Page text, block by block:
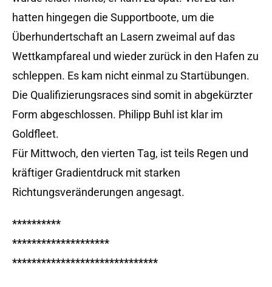
hatten hingegen die Supportboote, um die
Überhundertschaft an Lasern zweimal auf das
Wettkampfareal und wieder zurück in den Hafen zu
schleppen. Es kam nicht einmal zu Startübungen.
Die Qualifizierungsraces sind somit in abgekürzter
Form abgeschlossen. Philipp Buhl ist klar im
Goldfleet.
Für Mittwoch, den vierten Tag, ist teils Regen und
kräftiger Gradientdruck mit starken
Richtungsveränderungen angesagt.
**********
********************
******************************